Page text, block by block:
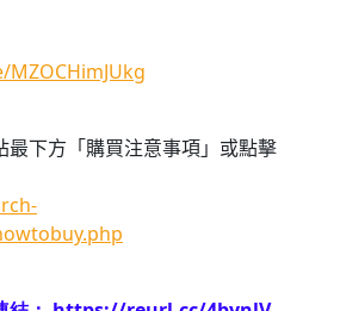
最下方「購買注意事項」或點擊